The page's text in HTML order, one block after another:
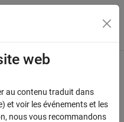
du menu
division, puissance, arrondi
des opérateurs
web
au contenu traduit dans
et voir les événements et les
nous vous recommandons